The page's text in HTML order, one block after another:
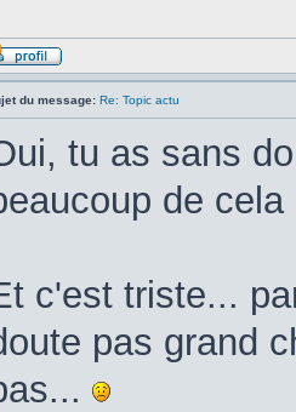
du message: Re: Topic actu
tu as sans
de
c'est triste...
pas grand